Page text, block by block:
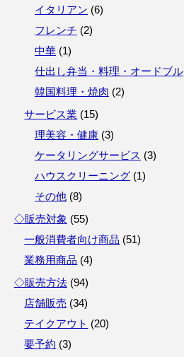
イタリアン (6)
フレンチ (2)
中華 (1)
仕出し弁当・料理・オードブル
韓国料理・焼肉 (2)
サービス業 (15)
理美容・健康 (3)
ケータリングサービス (3)
ハウスクリーニング (1)
その他 (8)
◇販売対象 (55)
一般消費者向け商品 (51)
業務用商品 (4)
◇販売方法 (94)
店舗販売 (34)
テイクアウト (20)
要予約 (3)